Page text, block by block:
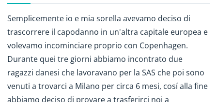
Semplicemente io e mia sorella avevamo deciso di
trascorrere il capodanno in un'altra capitale europea e
volevamo incominciare proprio con Copenhagen.
Durante quei tre giorni abbiamo incontrato due
ragazzi danesi che lavoravano per la SAS che poi sono
venuti a trovarci a Milano per circa 6 mesi, cosí alla fine
abbiamo deciso di provare a trasferirci noi a